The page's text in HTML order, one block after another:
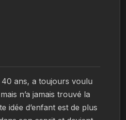
ans, a toujours voulu
n’a jamais trouvé la
idée d’enfant est de plus